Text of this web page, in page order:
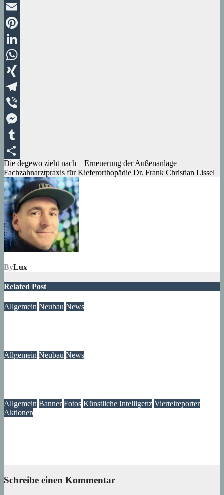
Twitter
Email
Pinterest
LinkedIn
WhatsApp
XING
Telegram
Viber
Messenger
Tumblr
Teilen
Beitragsnavigation
Die degewo zieht nach – Erneuerung der Außenanlage
Fachzahnarztpraxis für Kieferorthopädie Dr. Frank Christian Lissel
ByLux
Related Post
Allgemein Neubau News
Allgemein Neubau News
Allgemein Banner Fotos Künstliche Intelligenz Viertelreporter
Aktionen
Schreibe einen Kommentar